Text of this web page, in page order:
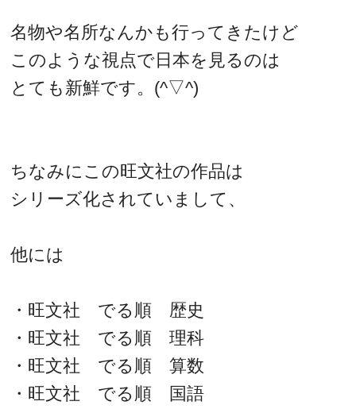
名物や名所なんかも行ってきたけど
このような視点で日本を見るのは
とても新鮮です。(^▽^)
ちなみにこの旺文社の作品は
シリーズ化されていまして、
他には
・旺文社 でる順 歴史
・旺文社 でる順 理科
・旺文社 でる順 算数
・旺文社 でる順 国語